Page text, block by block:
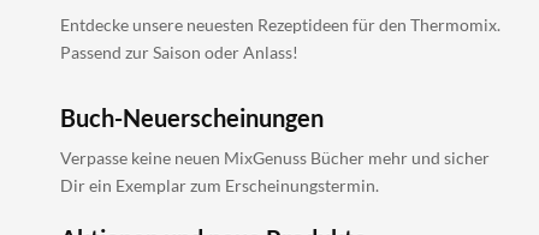
Entdecke unsere neuesten Rezeptideen für den Thermomix.
Passend zur Saison oder Anlass!
Buch-Neuerscheinungen
Verpasse keine neuen MixGenuss Bücher mehr und sicher
Dir ein Exemplar zum Erscheinungstermin.